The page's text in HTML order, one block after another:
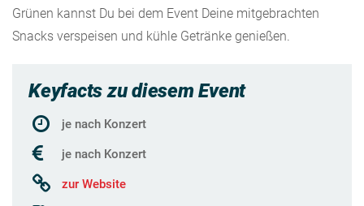
Grünen kannst Du bei dem Event Deine mitgebrachten
Snacks verspeisen und kühle Getränke genießen.
Keyfacts zu diesem Event
je nach Konzert
je nach Konzert
zur Website